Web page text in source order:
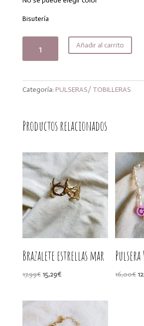
Bisutería
concha
Añadir al carrito
Categoría: PULSERAS/ TOBILLERAS
Productos relacionados
Brazalete estrellas mar
17,99€El
17,99€.
15,29€El
15,29€.
Pulsera
16,00€El